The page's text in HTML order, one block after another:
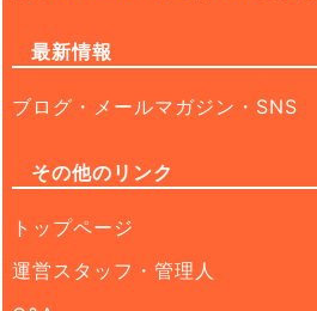
最新情報
ブログ・メールマガジン・SNS
その他のリンク
トップページ
運営スタッフ・管理人